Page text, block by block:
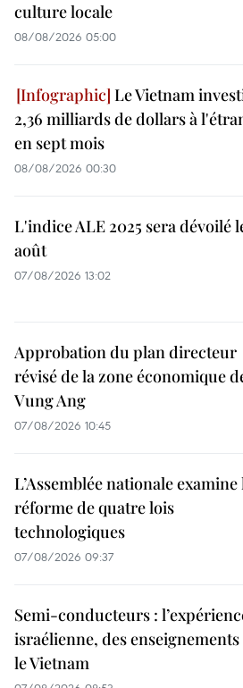
culture locale
08/08/2026 05:00
Le Vietnam
2,36 milliards de dollars à
en sept mois
08/08/2026 00:30
L'indice ALE 2025 sera dévoilé
août
07/08/2026 13:02
Approbation du plan directeur
révisé de la zone économique
Vung Ang
07/08/2026 10:45
L’Assemblée nationale examine
réforme de quatre lois
technologiques
07/08/2026 09:37
Semi-conducteurs :
israélienne, des
le Vietnam